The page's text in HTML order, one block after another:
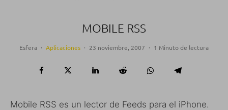
MOBILE RSS
Esfera · Aplicaciones · 23 noviembre, 2007 · 1 Minuto de lectura
Mobile RSS es un lector de Feeds para el iPhone.